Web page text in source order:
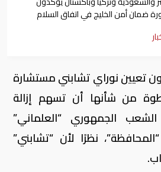
ضمان أمن الخليج في اتفاق السلام
تعيين نوراي تشابني مستشارة
من شأنها أن تسهم إزالة
الجمهوري “العلماني”
نظرًا لأن “تشابني”